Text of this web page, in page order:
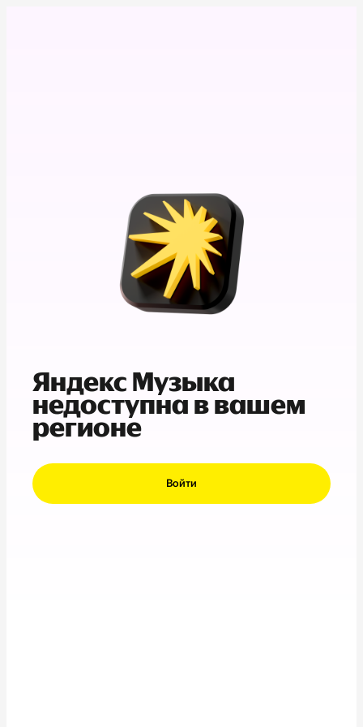
Яндекс Музыка
недоступна в вашем
регионе
Войти